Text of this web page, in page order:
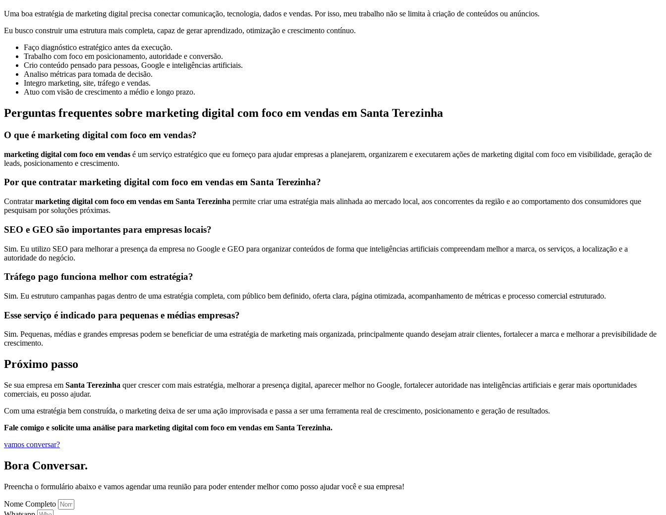
Uma boa estratégia de marketing digital precisa conectar comunicação, tecnologia, dados e vendas. Por isso, meu trabalho não se limita à criação de conteúdos ou anúncios.
Eu busco construir uma estrutura mais completa, capaz de gerar aprendizado, otimização e crescimento contínuo.
Faço diagnóstico estratégico antes da execução.
Trabalho com foco em posicionamento, autoridade e conversão.
Crio conteúdo pensado para pessoas, Google e inteligências artificiais.
Analiso métricas para tomada de decisão.
Integro marketing, site, tráfego e vendas.
Atuo com visão de crescimento a médio e longo prazo.
Perguntas frequentes sobre marketing digital com foco em vendas em Santa Terezinha
O que é marketing digital com foco em vendas?
marketing digital com foco em vendas é um serviço estratégico que eu forneço para ajudar empresas a planejarem, organizarem e executarem ações de marketing digital com foco em visibilidade, geração de
leads, posicionamento e crescimento.
Por que contratar marketing digital com foco em vendas em Santa Terezinha?
Contratarmarketing digital com foco em vendas em Santa Terezinha permite criar uma estratégia mais alinhada ao mercado local, aos concorrentes da região e ao comportamento dos consumidores que
pesquisam por soluções próximas.
SEO e GEO são importantes para empresas locais?
Sim. Eu utilizo SEO para melhorar a presença da empresa no Google e GEO para organizar conteúdos de forma que inteligências artificiais compreendam melhor a marca, os serviços, a localização e a
autoridade do negócio.
Tráfego pago funciona melhor com estratégia?
Sim. Eu estruturo campanhas pagas dentro de uma estratégia completa, com público bem definido, oferta clara, página otimizada, acompanhamento de métricas e processo comercial estruturado.
Esse serviço é indicado para pequenas e médias empresas?
Sim. Pequenas, médias e grandes empresas podem se beneficiar de uma estratégia de marketing mais organizada, principalmente quando desejam atrair clientes, fortalecer a marca e melhorar a previsibilidade de
crescimento.
Próximo passo
Se sua empresa em Santa Terezinha quer crescer com mais estratégia, melhorar a presença digital, aparecer melhor no Google, fortalecer autoridade nas inteligências artificiais e gerar mais oportunidades
comerciais, eu posso ajudar.
Com uma estratégia bem construída, o marketing deixa de ser uma ação improvisada e passa a ser uma ferramenta real de crescimento, posicionamento e geração de resultados.
Fale comigo e solicite uma análise para marketing digital com foco em vendas em Santa Terezinha.
vamos conversar?
Bora Conversar.
Preencha o formulário abaixo e vamos agendar uma reunião para poder entender melhor como posso ajudar você e sua empresa!
Nome Completo